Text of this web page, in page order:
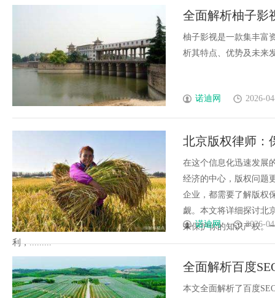
全面解析柚子影
柚子影视是一款集丰富
析其特点、优势及未来
诺迪网 2026-
北京版权律师：
在这个信息化迅速发展
经济的中心，版权问题
企业，都需要了解版权
觑。本文将详细探讨北
来保护你的知识产权。
利，.........
诺迪网 2026-
全面解析百度
本文全面解析了百度